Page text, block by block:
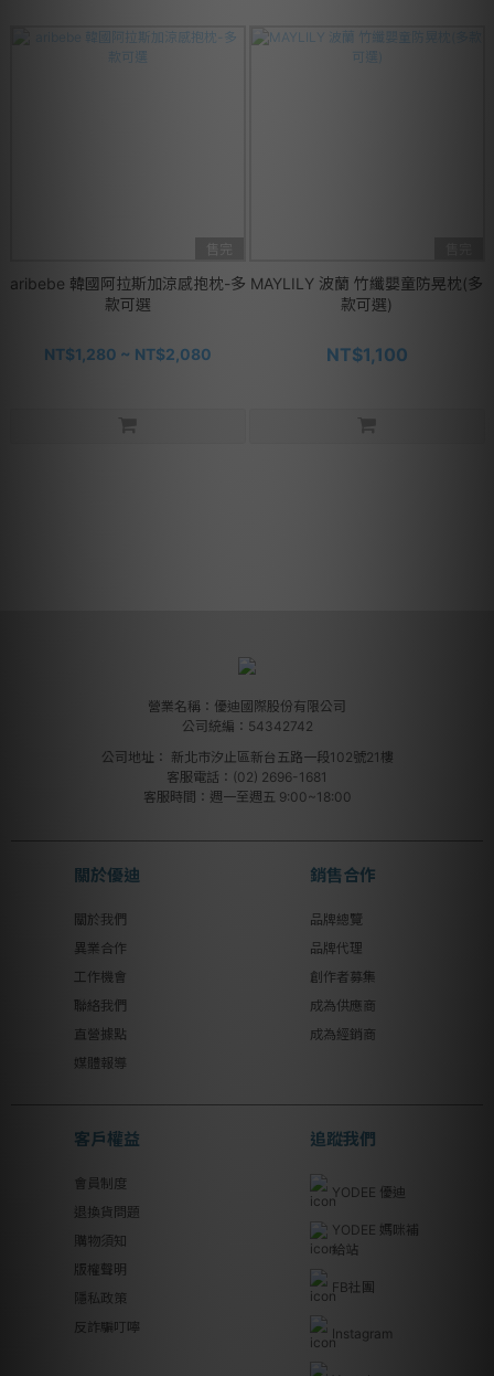
售完
aribebe 韓國阿拉斯加涼感抱枕-多
款可選
NT$1,280 ~ NT$2,080
MAYLILY 波蘭 竹纖嬰童防晃枕(多
款可選)
NT$1,100
營業名稱：優迪國際股份有限公司
公司統編：54342742
公司地址： 新北市汐止區新台五路一段102號21樓
客服電話：(02) 2696-1681
客服時間：週一至週五 9:00~18:00
關於優迪
關於我們
異業合作
工作機會
聯絡我們
直營據點
媒體報導
銷售合作
品牌總覽
品牌代理
創作者募集
成為供應商
成為經銷商
客戶權益
會員制度
退換貨問題
購物須知
版權聲明
隱私政策
反詐騙叮嚀
追蹤我們
YODEE 優迪
YODEE 媽咪補
給站
FB社團
Instagram